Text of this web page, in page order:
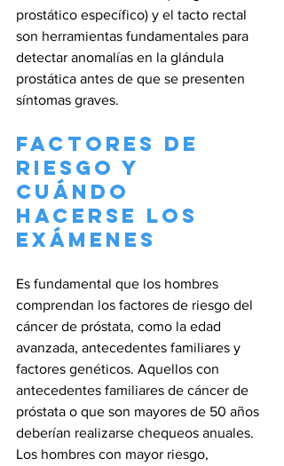
prostático específico) y el tacto rectal
son herramientas fundamentales para
detectar anomalías en la glándula
prostática antes de que se presenten
síntomas graves.
Factores de
Riesgo y
Cuándo
Hacerse los
Exámenes
Es fundamental que los hombres
comprendan los factores de riesgo del
cáncer de próstata, como la edad
avanzada, antecedentes familiares y
factores genéticos. Aquellos con
antecedentes familiares de cáncer de
próstata o que son mayores de 50 años
deberían realizarse chequeos anuales.
Los hombres con mayor riesgo,